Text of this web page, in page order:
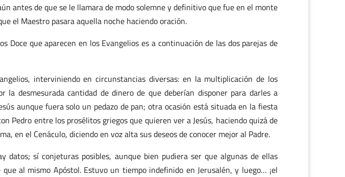
antes de que se le llamara de modo solemne y definitivo que fue en el monte
el Maestro pasara aquella noche haciendo oración.
Doce que aparecen en los Evangelios es a continuación de las dos parejas de
interviniendo en circunstancias diversas: en la multiplicación de los
la desmesurada cantidad de dinero de que deberían disponer para darles a
aunque fuera solo un pedazo de pan; otra ocasión está situada en la fiesta
Pedro entre los prosélitos griegos que quieren ver a Jesús, haciendo quizá de
en el Cenáculo, diciendo en voz alta sus deseos de conocer mejor al Padre.
datos; sí conjeturas posibles, aunque bien pudiera ser que algunas de ellas
que al mismo Apóstol. Estuvo un tiempo indefinido en Jerusalén, y luego… ¡el